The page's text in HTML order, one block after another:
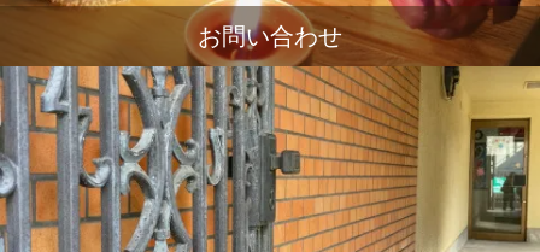
お問い合わせ